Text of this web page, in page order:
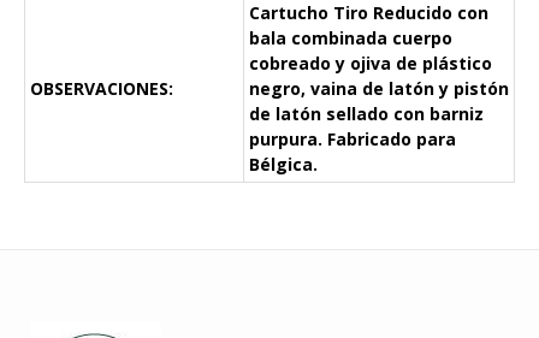
OBSERVACIONES:
Cartucho Tiro Reducido con
bala combinada cuerpo
cobreado y ojiva de plástico
negro, vaina de latón y pistón
de latón sellado con barniz
purpura. Fabricado para
Bélgica.